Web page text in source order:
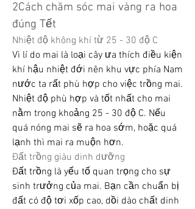
2Cách chăm sóc mai vàng ra hoa
đúng Tết
Nhiệt độ không khí từ 25 - 30 độ C
Vì lí do mai là loại cây ưa thích điều kiện
khí hậu nhiệt đới nên khu vực phía Nam
nước ta rất phù hợp cho việc trồng mai.
Nhiệt độ phù hợp và tốt nhất cho mai
nằm trong khoảng 25 - 30 độ C. Nếu
quá nóng mai sẽ ra hoa sớm, hoặc quá
lạnh thì mai ra muộn hơn.
Đất trồng giàu dinh dưỡng
Đất trồng là yếu tố quan trọng cho sự
sinh trưởng của mai. Bạn cần chuẩn bị
đất có độ tơi xốp cao, dồi dào chất dinh